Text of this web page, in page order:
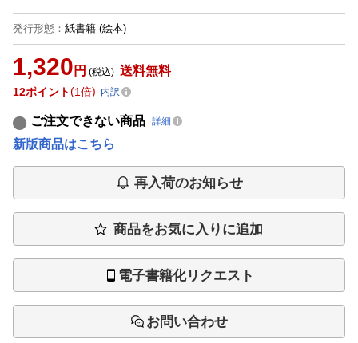
発行形態 ： 紙書籍 (絵本)
1,320 円 (税込) 送料無料
12ポイント 1倍 内訳
ご注文できない商品 詳細
新版商品はこちら
再入荷のお知らせ
商品をお気に入りに追加
電子書籍化リクエスト
お問い合わせ